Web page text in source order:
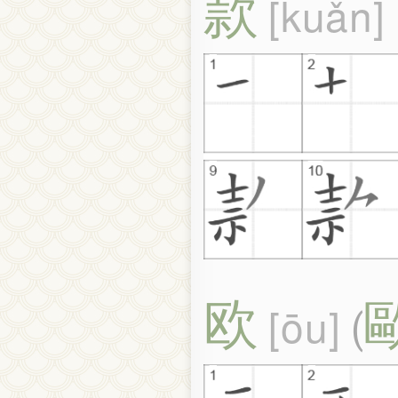
kuǎn
欧 ōu (